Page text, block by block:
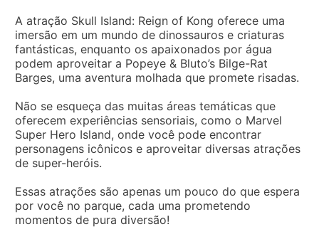
A atração Skull Island: Reign of Kong oferece uma
imersão em um mundo de dinossauros e criaturas
fantásticas, enquanto os apaixonados por água
podem aproveitar a Popeye & Bluto’s Bilge-Rat
Barges, uma aventura molhada que promete risadas.
Não se esqueça das muitas áreas temáticas que
oferecem experiências sensoriais, como o Marvel
Super Hero Island, onde você pode encontrar
personagens icônicos e aproveitar diversas atrações
de super-heróis.
Essas atrações são apenas um pouco do que espera
por você no parque, cada uma prometendo
momentos de pura diversão!